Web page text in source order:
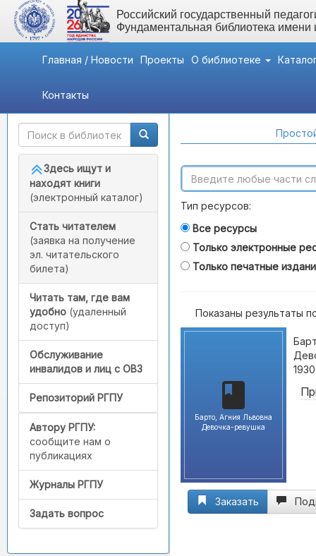
Российский государственный
Фундаментальная библиотека
Главная / Новости Проекты О библиотеке
Контакты
Быстрый доступ
Здесь ищут и
находят книги
(электронный каталог)
Стать читателем
(заявка на получение
эл. читательского
билета)
Читать там, где вам
удобно (удаленный
доступ)
Обслуживание
инвалидов и лиц с ОВЗ
Репозиторий РГПУ
Автору РГПУ:
сообщите нам о
публикациях
Журналы РГПУ
Задать вопрос
Тип ресурсов:
Все ресурсы
Только электронные
Только печатные
Показаны результаты
Барто, Агния Львовна
Девочка-ревушка
Заказать